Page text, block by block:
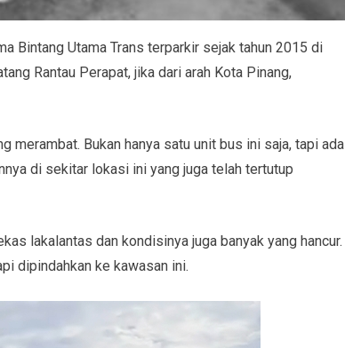
Bintang Utama Trans terparkir sejak tahun 2015 di
Rantau Perapat, jika dari arah Kota Pinang,
merambat. Bukan hanya satu unit bus ini saja, tapi ada
di sekitar lokasi ini yang juga telah tertutup
lakalantas dan kondisinya juga banyak yang hancur.
dipindahkan ke kawasan ini.